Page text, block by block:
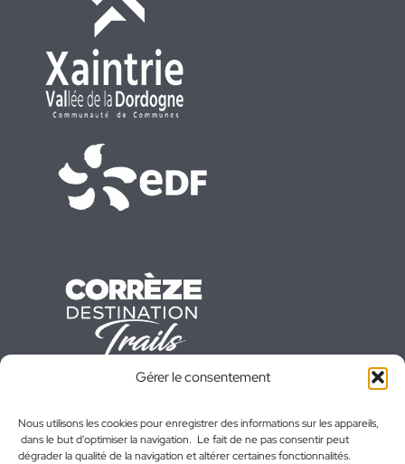
Gérer le consentement
Nous utilisons les cookies pour enregistrer des informations sur les appareils,
dans le but d'optimiser la navigation. Le fait de ne pas consentir peut
dégrader la qualité de la navigation et altérer certaines fonctionnalités.